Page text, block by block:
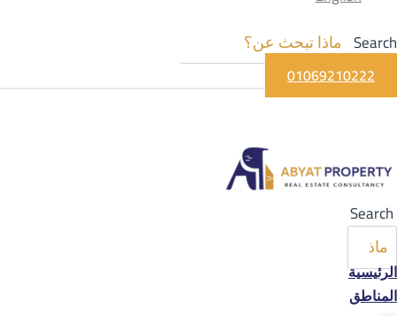
Search
01069210222
Search
الرئيسية
المناطق